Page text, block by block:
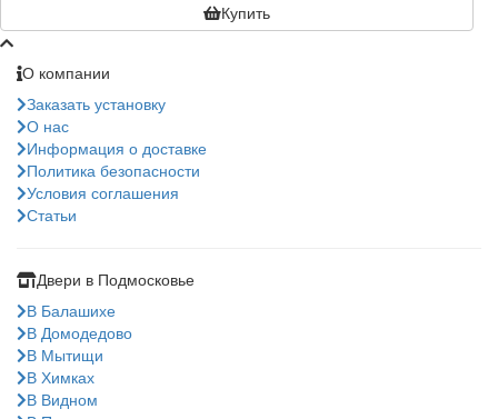
Купить
О компании
Заказать установку
О нас
Информация о доставке
Политика безопасности
Условия соглашения
Статьи
Двери в Подмосковье
В Балашихе
В Домодедово
В Мытищи
В Химках
В Видном